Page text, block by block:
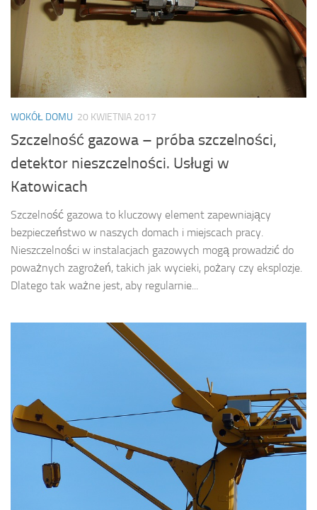
WOKÓŁ DOMU 20 KWIETNIA 2017
Szczelność gazowa – próba szczelności,
detektor nieszczelności. Usługi w
Katowicach
Szczelność gazowa to kluczowy element zapewniający
bezpieczeństwo w naszych domach i miejscach pracy.
Nieszczelności w instalacjach gazowych mogą prowadzić do
poważnych zagrożeń, takich jak wycieki, pożary czy eksplozje.
Dlatego tak ważne jest, aby regularnie...